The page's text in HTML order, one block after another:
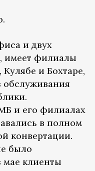
и двух
имеет филиалы
и Бохтаре,
обслуживания
и его филиалах
в полном
конвертации.
было
мае клиенты